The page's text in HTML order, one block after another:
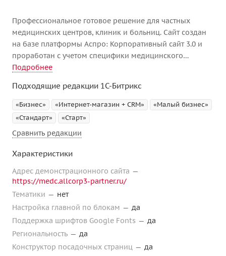
Профессиональное готовое решение для частных
медицинских центров, клиник и больниц. Сайт создан
на базе платформы Аспро: Корпоративный сайт 3.0 и
проработан с учетом специфики медицинского
бизнеса.
Подробнее
Подходящие редакции 1С-Битрикс
«Бизнес» «Интернет-магазин + CRM»
«Малый бизнес»
«Стандарт»
«Старт»
Сравнить редакции
Характеристики
Адрес демонстрационного сайта —
https://medc.allcorp3-partner.ru/
Тематики — нет
Настройка главной по блокам — да
Поддержка шрифтов Google Fonts — да
Региональность — да
Конструктор посадочных страниц — да